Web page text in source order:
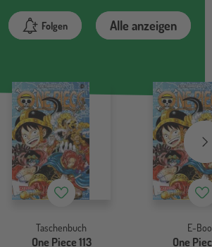
Folgen Alle anzeigen
Merkzettel
Taschenbuch
One Piece 113
E-
One